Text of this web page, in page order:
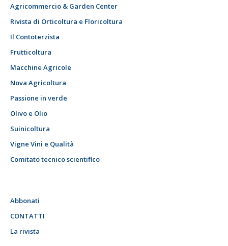
Agricommercio & Garden Center
Rivista di Orticoltura e Floricoltura
Il Contoterzista
Frutticoltura
Macchine Agricole
Nova Agricoltura
Passione in verde
Olivo e Olio
Suinicoltura
Vigne Vini e Qualità
Comitato tecnico scientifico
Abbonati
CONTATTI
La rivista